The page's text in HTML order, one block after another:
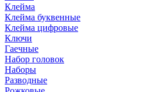
Клейма
Клейма буквенные
Клейма цифровые
Ключи
Гаечные
Набор головок
Наборы
Разводные